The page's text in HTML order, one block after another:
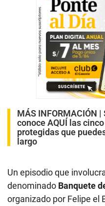
MÁS INFORMACIÓN |
conoce AQUÍ las
protegidas que
largo
Un episodio que
denominado Banquete
organizado por Felipe el